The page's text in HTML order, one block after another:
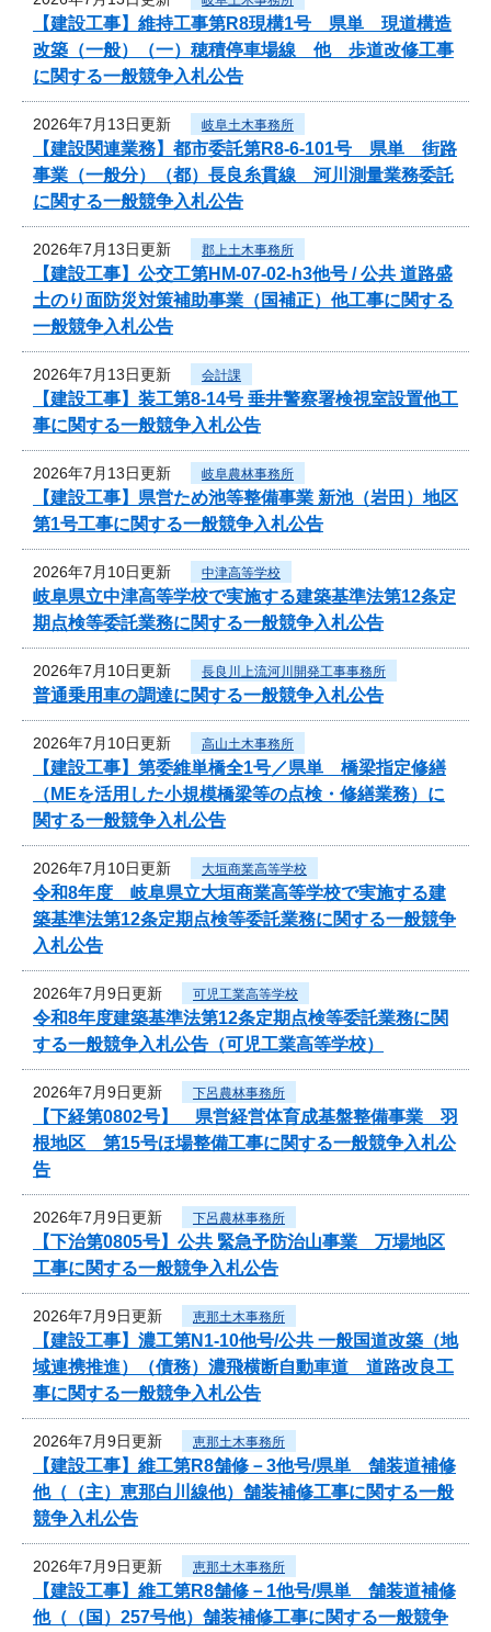
【建設工事】維持工事第R8現構1号 県単 現道構造
改築（一般）（一）穂積停車場線 他 歩道改修工事
に関する一般競争入札公告
2026年7月13日更新 岐阜土木事務所
【建設関連業務】都市委託第R8-6-101号 県単 街路
事業（一般分）（都）長良糸貫線 河川測量業務委託
に関する一般競争入札公告
2026年7月13日更新 郡上土木事務所
【建設工事】公交工第HM-07-02-h3他号 / 公共 道路盛
土のり面防災対策補助事業（国補正）他工事に関する
一般競争入札公告
2026年7月13日更新 会計課
【建設工事】装工第8-14号 垂井警察署検視室設置他工
事に関する一般競争入札公告
2026年7月13日更新 岐阜農林事務所
【建設工事】県営ため池等整備事業 新池（岩田）地区
第1号工事に関する一般競争入札公告
2026年7月10日更新 中津高等学校
岐阜県立中津高等学校で実施する建築基準法第12条定
期点検等委託業務に関する一般競争入札公告
2026年7月10日更新 長良川上流河川開発工事事務所
普通乗用車の調達に関する一般競争入札公告
2026年7月10日更新 高山土木事務所
【建設工事】第委維単橋全1号／県単 橋梁指定修繕
（MEを活用した小規模橋梁等の点検・修繕業務）に
関する一般競争入札公告
2026年7月10日更新 大垣商業高等学校
令和8年度 岐阜県立大垣商業高等学校で実施する建
築基準法第12条定期点検等委託業務に関する一般競争
入札公告
2026年7月9日更新 可児工業高等学校
令和8年度建築基準法第12条定期点検等委託業務に関
する一般競争入札公告（可児工業高等学校）
2026年7月9日更新 下呂農林事務所
【下経第0802号】 県営経営体育成基盤整備事業 羽
根地区 第15号ほ場整備工事に関する一般競争入札公
告
2026年7月9日更新 下呂農林事務所
【下治第0805号】公共 緊急予防治山事業 万場地区
工事に関する一般競争入札公告
2026年7月9日更新 恵那土木事務所
【建設工事】濃工第N1-10他号/公共 一般国道改築（地
域連携推進）（債務）濃飛横断自動車道 道路改良工
事に関する一般競争入札公告
2026年7月9日更新 恵那土木事務所
【建設工事】維工第R8舗修－3他号/県単 舗装道補修
他（（主）恵那白川線他）舗装補修工事に関する一般
競争入札公告
2026年7月9日更新 恵那土木事務所
【建設工事】維工第R8舗修－1他号/県単 舗装道補修
他（（国）257号他）舗装補修工事に関する一般競争